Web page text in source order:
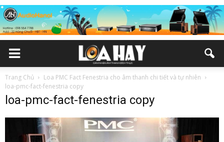
Trang Chủ
Loa PMC Fact Fenestria cho âm thanh chi tiết và tự nhiên
loa-pmc-fact-fenestria copy
loa-pmc-fact-fenestria copy